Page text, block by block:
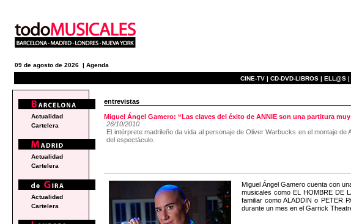
09 de agosto de 2026 | Agenda
CINE-TV | CD-DVD-LIBROS | ELL@S |
entrevistas
Miguel Ángel Gamero: “Las claves del éxito de ANNIE son una partitura
26/10/2010
El intérprete madrileño da vida al personaje de Oliver Warbucks en el montaje
del espectáculo.
Miguel Ángel Gamero cuenta con
musicales como EL HOMBRE DE
familiar como ALADDIN o PETER
durante un mes en el Garrick
Actualidad
Cartelera
Actualidad
Cartelera
Actualidad
Cartelera